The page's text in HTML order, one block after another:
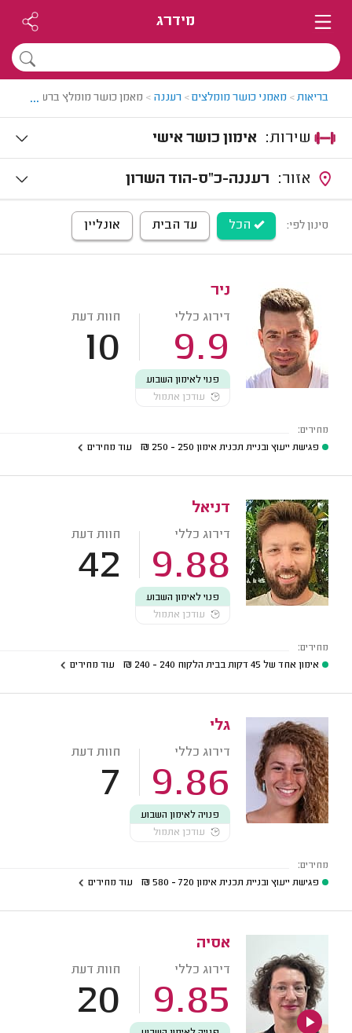
מידרג
בריאות> מאמני כושר מומלצים> רעננה > מאמן כושר מומלץ ברעננה
...
אימון כושר אישי
רעננה-כ"ס-הוד השרון
סינון לפי: הכל עד הבית אונליין
ניר
דירוג כללי
9.9
חוות דעת
10
פנוי לאימון השבוע
עודכן אתמול
מחירים:
פגישת ייעוץ ובניית תכנית אימון 250 - 250
₪ עוד מחירים
דניאל
דירוג כללי
9.88
חוות דעת
42
פנוי לאימון השבוע
עודכן אתמול
מחירים:
אימון אחד של 45 דקות בבית הלקוח
240 - 240
₪ עוד מחירים
גלי
דירוג כללי
9.86
חוות דעת
7
פנויה לאימון השבוע
עודכן אתמול
מחירים:
פגישת ייעוץ ובניית תכנית אימון 720 - 580
₪ עוד מחירים
אסיה
דירוג כללי
9.85
חוות דעת
20